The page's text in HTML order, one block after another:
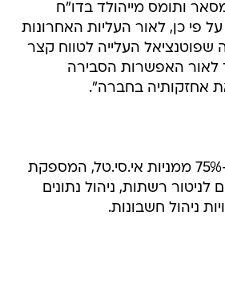
ותומס מייהולד בדו"ח
פי כן, לאור העליות האחרונות
שפוטנציאל העלייה לטווח קצר
לאור האפשרות הסבירה
אחזקותיה בחברה".
אי.סי.איי מחזיקה ב-75% ממניות אי.סי.טל, המספקת
לניטור רשתות, ניהול נתונים
ניהול חשבונות.